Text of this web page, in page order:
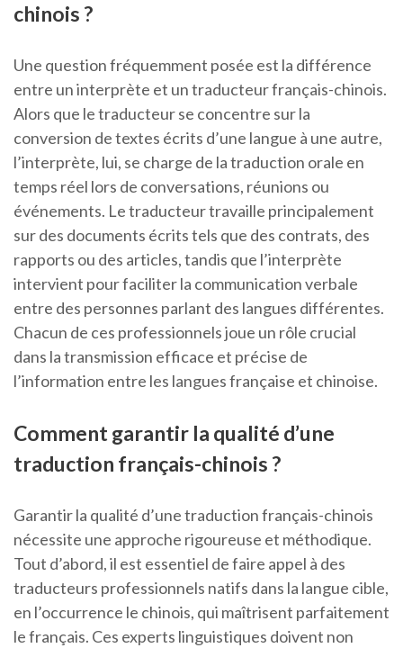
chinois ?
Une question fréquemment posée est la différence
entre un interprète et un traducteur français-chinois.
Alors que le traducteur se concentre sur la
conversion de textes écrits d’une langue à une autre,
l’interprète, lui, se charge de la traduction orale en
temps réel lors de conversations, réunions ou
événements. Le traducteur travaille principalement
sur des documents écrits tels que des contrats, des
rapports ou des articles, tandis que l’interprète
intervient pour faciliter la communication verbale
entre des personnes parlant des langues différentes.
Chacun de ces professionnels joue un rôle crucial
dans la transmission efficace et précise de
l’information entre les langues française et chinoise.
Comment garantir la qualité d’une
traduction français-chinois ?
Garantir la qualité d’une traduction français-chinois
nécessite une approche rigoureuse et méthodique.
Tout d’abord, il est essentiel de faire appel à des
traducteurs professionnels natifs dans la langue cible,
en l’occurrence le chinois, qui maîtrisent parfaitement
le français. Ces experts linguistiques doivent non